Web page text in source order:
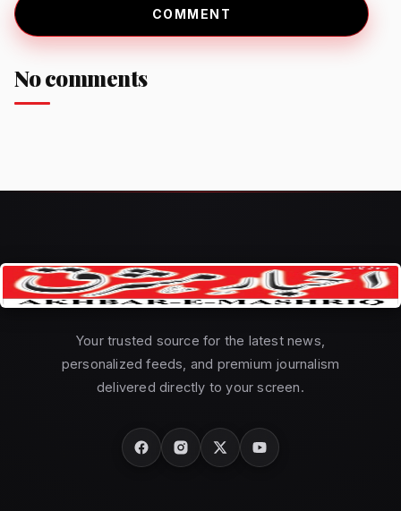
COMMENT
No comments
Your trusted source for the latest news,
personalized feeds, and premium journalism
delivered directly to your screen.